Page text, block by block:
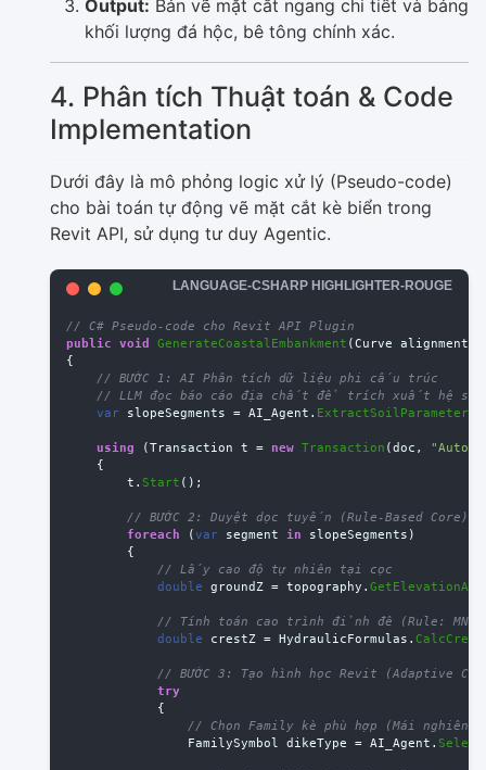
Output: Bản vẽ mặt cắt ngang chi tiết và bảng
khối lượng đá hộc, bê tông chính xác.
4. Phân tích Thuật toán & Code
Implementation
Dưới đây là mô phỏng logic xử lý (Pseudo-code)
cho bài toán tự động vẽ mặt cắt kè biển trong
Revit API, sử dụng tư duy Agentic.
// C# Pseudo-code cho Revit API Plugin
public
void GenerateCoastalEmbankment (Curve alignment
{
// BƯỚC 1: AI Phân tích dữ liệu phi cấu trúc
// LLM đọc báo cáo địa chất để trích xuất hệ số
var
slopeSegments = AI_Agent . ExtractSoilParameters
using (Transaction t = new Transaction (doc ,
"Auto-
{
t . Start ();
// BƯỚC 2: Duyệt dọc tuyến (Rule-Based Core)
foreach
(var segment in slopeSegments )
{
// Lấy cao độ tự nhiên tại cọc
double
groundZ = topography . GetElevationAt
// Tính toán cao trình đỉnh đê (Rule: MN
double
crestZ = HydraulicFormulas .
// BƯỚC 3: Tạo hình học Revit (Adaptive
try
{
// Chọn Family kè phù hợp (Mái nghiêng/
FamilySymbol
dikeType = AI_Agent .